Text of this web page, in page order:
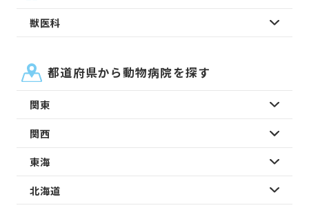
獣医科
都道府県から動物病院を探す
関東
関西
東海
北海道